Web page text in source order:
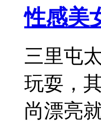
性感美
三里屯
玩耍，
尚漂亮